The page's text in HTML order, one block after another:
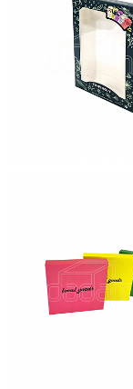
토니모리 마스크
이로스미 케이 3종